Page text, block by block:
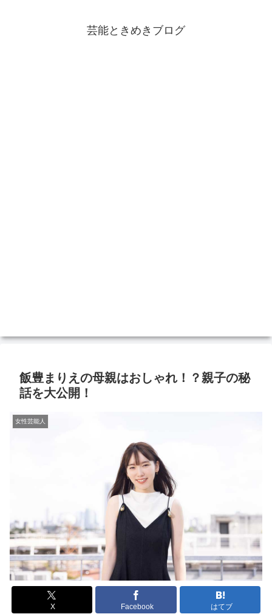
芸能ときめきブログ
飯豊まりえの母親はおしゃれ！？親子の秘
話を大公開！
女性芸能人
X Facebook はてブ